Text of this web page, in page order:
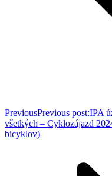
PreviousPrevious post:IPA
všetkých – Cyklozájazd
bicyklov)